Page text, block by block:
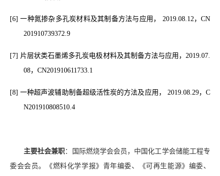
[6]一种氮掺杂多孔炭材料及其制备方法与应用， 2019.08.12 ， CN
201910739372.9
[7] 片层状类石墨烯多孔炭电极材料及其制备方法与应用， 2019.07.
08， CN201910611733.1
[8]一种超声波辅助制备超级活性炭的方法及应用， 2019.08.29，C
N201910808510.4
主要社会兼职：国际燃烧学会会员，中国化工学会储能工程专
委会会员。《燃料化学学报》青年编委、《可再生能源》编委、